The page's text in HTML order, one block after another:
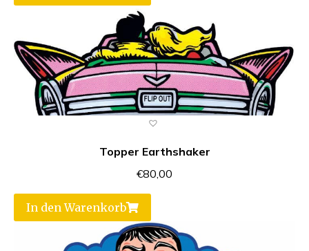
Topper Earthshaker
€80,00
In den Warenkorb